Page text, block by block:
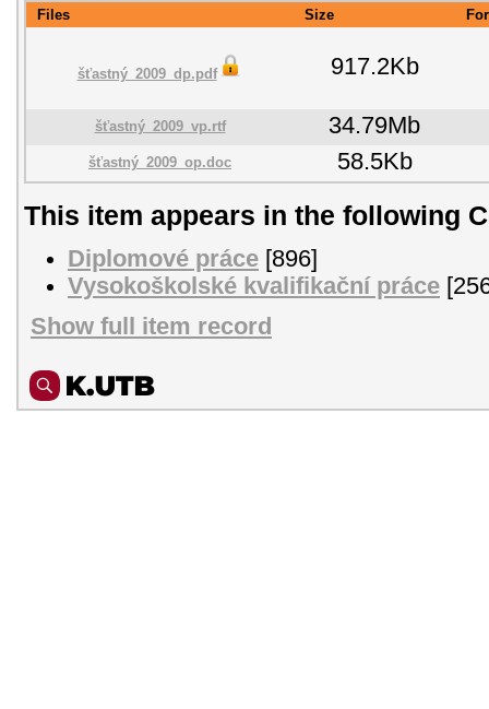
Files Size
šťastný_2009_dp.pdf 917.2Kb
šťastný_2009_vp.rtf 34.79Mb
šťastný_2009_op.doc 58.5Kb
This item appears in the following
Diplomové práce [896]
Vysokoškolské kvalifikační práce
Show full item record